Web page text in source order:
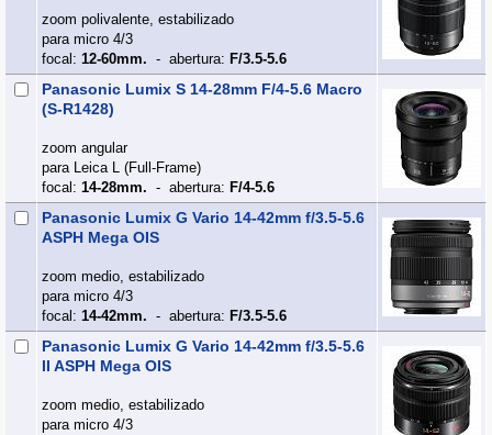
zoom polivalente, estabilizado
para micro 4/3
focal: 12-60mm. - abertura: F/3.5-5.6
Panasonic Lumix S 14-28mm F/4-5.6 Macro
(S-R1428)
zoom angular
para Leica L (Full‑Frame)
focal: 14-28mm. - abertura: F/4-5.6
Panasonic Lumix G Vario 14-42mm f/3.5-5.6
ASPH Mega OIS
zoom medio, estabilizado
para micro 4/3
focal: 14-42mm. - abertura: F/3.5-5.6
Panasonic Lumix G Vario 14-42mm f/3.5-5.6
II ASPH Mega OIS
zoom medio, estabilizado
para micro 4/3